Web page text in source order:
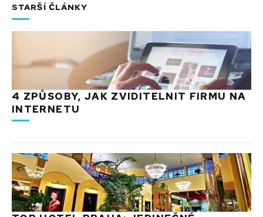
STARŠÍ ČLÁNKY
4 ZPŮSOBY, JAK ZVIDITELNIT FIRMU NA
INTERNETU